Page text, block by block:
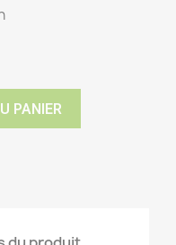
PANIER